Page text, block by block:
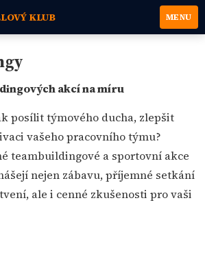
KLUB MENU
akcí na míru
posílit týmového ducha, zlepšit
vašeho pracovního týmu?
teambuildingové a sportovní akce
nejen zábavu, příjemné setkání
ale i cenné zkušenosti pro vaši